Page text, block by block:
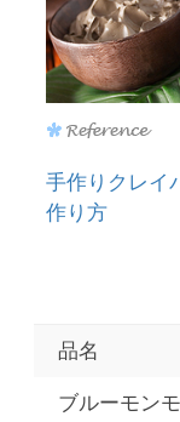
手作りクレイ
作り方
品名
ブルーモン